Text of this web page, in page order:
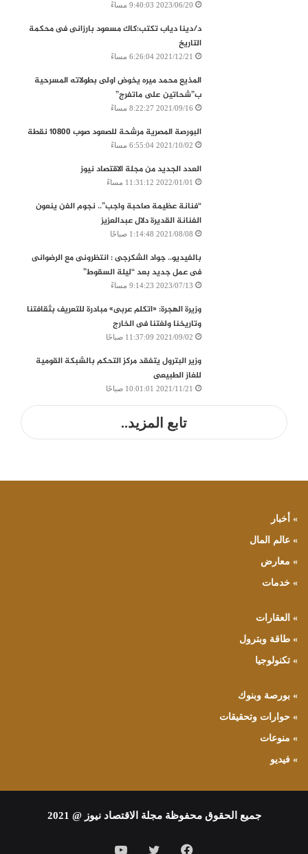
2023/06/20 9:40:03 مساءً
د/دينا دياب تكتب:كاك مسعود بارزانى فى محكمة
التاريخ
2021/12/21 6:26:04 مساءً
المذيع محمد ميره يخوض اولى بطولاته المسرحية
ب”شحاتين على ماتفرج”
2021/09/16 8:22:27 مساءً
البورصة المصرية‭ ‬مرشحة‭ ‬للصعود‭ ‬صوب‭ ‬10800‭ ‬نقطة
2021/10/02 6:55:04 مساءً
العدد الجديد من مجلة الاقتصاد نيوز
2022/01/01 11:31:12 مساءً
“فنانة عظيمة صاحبة واجب”.. نجوم الفن ينعون
الفنانة القديرة دلال عبدالعزيز
2021/08/08 1:14:48 صباحًا
بالفيديو.. جواد الشكرجى : انتظرونى مع الرضوانى
فى عمل جديد بعد “ليلة السقوط”
2023/07/13 9:14:23 مساءً
وزيرة الهجرة: «اتكلم عربى» مبادرة للتعريف بثقافتنا
وتاريخنا ولغتنا فى الخارج
2021/09/02 11:37:09 صباحًا
وزير البترول يتفقد مركز التحكم بالشبكة القومية
للغاز الطبيعى
2021/11/21 10:01:01 صباحًا
تابع المزيد..
» أخبار
» عالم المال
» معارض
» خدمات
» العقارات
» طاقة وبترول
» تكنولوجيا
» بورصة وبنوك
» حوارات وتحقيقات
» منوعات
» فيديو
جميع الحقوق محفوظة مجلة الاقتصاد نيوز @ 2021
فيسبوك تويتر